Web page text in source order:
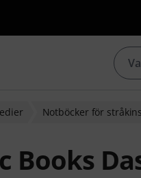
Notböcker för
Books